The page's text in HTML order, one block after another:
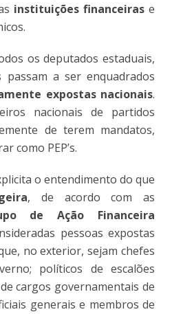
instituições financeiras e
os deputados estaduais,
a ser enquadrados
expostas nacionais.
nacionais de partidos
de terem mandatos,
como PEP’s.
o entendimento do que
, de acordo com as
de Ação Financeira
pessoas expostas
no exterior, sejam chefes
políticos de escalões
cargos governamentais de
generais e membros de